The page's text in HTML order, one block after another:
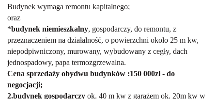
Budynek wymaga remontu kapitalnego;
oraz
*budynek niemieszkalny, gospodarczy, do remontu, z
przeznaczeniem na działalność, o powierzchni około 25 m kw,
niepodpiwniczony, murowany, wybudowany z cegły, dach
jednospadowy, papa termozgrzewalna.
Cena sprzedaży obydwu budynków :150 000zł - do
negocjacji;
2.budynek gospodarczy ok. 40 m kw z garażem ok. 20m kw w